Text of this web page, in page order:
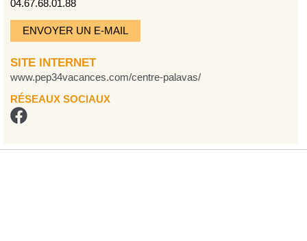
04.67.68.01.88
ENVOYER UN E-MAIL
SITE INTERNET
www.pep34vacances.com/centre-palavas/
RÉSEAUX SOCIAUX